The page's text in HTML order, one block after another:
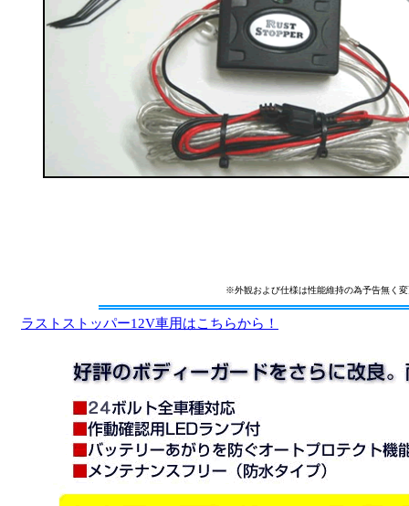
※外観および仕様は性能維持の為予告無く
ラストストッパー12V車用はこちらから！